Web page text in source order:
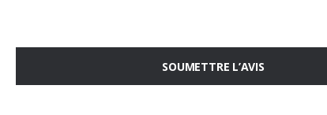
SOUMETTRE L’AVIS